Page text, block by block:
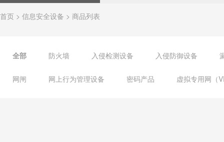
首页 > 信息安全设备 > 商品列表
全部 防火墙 入侵检测设备 入侵防御设备
网闸 网上行为管理设备 密码产品 虚拟专用网（